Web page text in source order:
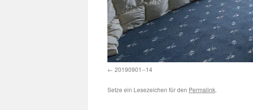
20190901--14
Setze ein Lesezeichen für den Permalink.